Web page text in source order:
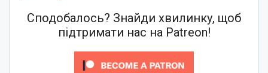
Сподобалось? Знайди хвилинку, щоб
підтримати нас на Patreon!